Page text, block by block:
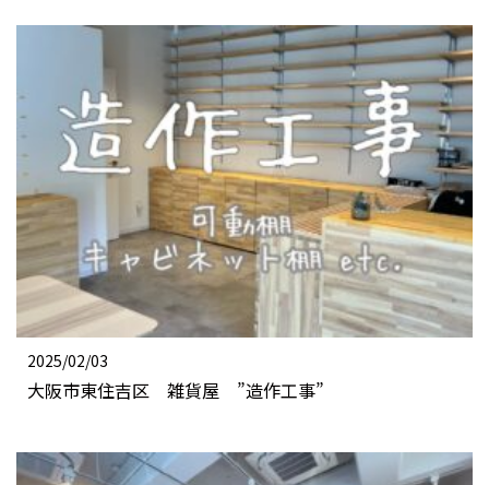
2025/02/03
大阪市東住吉区 雑貨屋 ”造作工事”